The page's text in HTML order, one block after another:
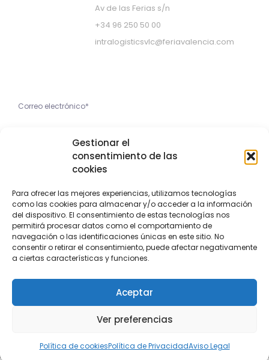
Gestionar el
consentimiento de las
cookies
Para ofrecer las mejores experiencias, utilizamos tecnologías
como las cookies para almacenar y/o acceder a la información
del dispositivo. El consentimiento de estas tecnologías nos
permitirá procesar datos como el comportamiento de
navegación o las identificaciones únicas en este sitio. No
consentir o retirar el consentimiento, puede afectar negativamente
a ciertas características y funciones.
Aceptar
Ver preferencias
Política de cookiesPolítica de PrivacidadAviso Legal
Av de las Ferias s/n
+34 96 250 50 00
intralogisticsvlc@feriavalencia.com
Política de Privacidad
Apúntame
Copyright © 2023 Feria Valencia
Aviso LegalPolítica de privacidadPolítica de cookies